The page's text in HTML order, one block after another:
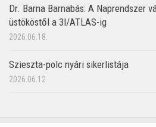
Dr. Barna Barnabás: A Naprendszer
üstököstől a 3I/ATLAS-ig
2026.06.18.
Szieszta-polc nyári sikerlistája
2026.06.12.